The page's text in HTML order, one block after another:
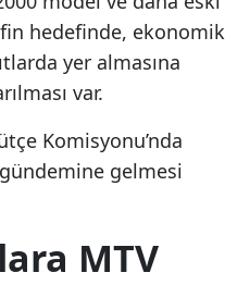
hedefinde, ekonomik
yer almasına
var.
Komisyonu’nda
gelmesi
MTV